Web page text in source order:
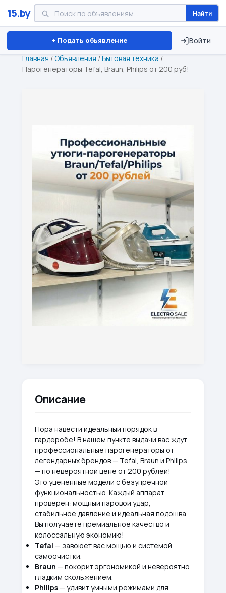
15.by Найти
+ Подать объявление Войти
Минск Витебск Брест ⏱ ТОЛЬКО 15 ДНЕЙ
Главная /Объявления /Бытовая техника /
Парогенераторы Tefal, Braun, Philips от 200 руб!
Описание
Пора навести идеальный порядок в
гардеробе! В нашем пункте выдачи вас ждут
профессиональные парогенераторы от
легендарных брендов — Tefal, Braun и Philips
— по невероятной цене от 200 рублей!
Это уценённые модели с безупречной
функциональностью. Каждый аппарат
проверен: мощный паровой удар,
стабильное давление и идеальная подошва.
Вы получаете премиальное качество и
колоссальную экономию!
Tefal — завоюет вас мощью и системой
самоочистки.
Braun — покорит эргономикой и невероятно
гладким скольжением.
Philips— удивит умными режимами для